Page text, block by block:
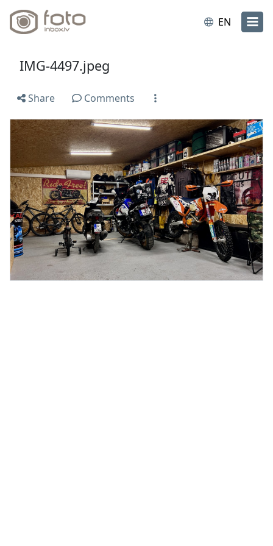
EN
IMG-4497.jpeg
Share Comments